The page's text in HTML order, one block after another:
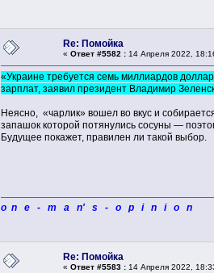
Re: Помойка
« Ответ #5582 : 14 Апреля 2022,
«Украине требуется семь миллиардов
зарплат, заявил президент Владимир
Неясно, «чарлик» вошел во вкус и
запашок которой потянулись сосуны —
Будущее покажет, правилен ли такой выбор.
o n e - m a n' s - o p i n i o n
Re: Помойка
« Ответ #5583 : 14 Апреля 2022,